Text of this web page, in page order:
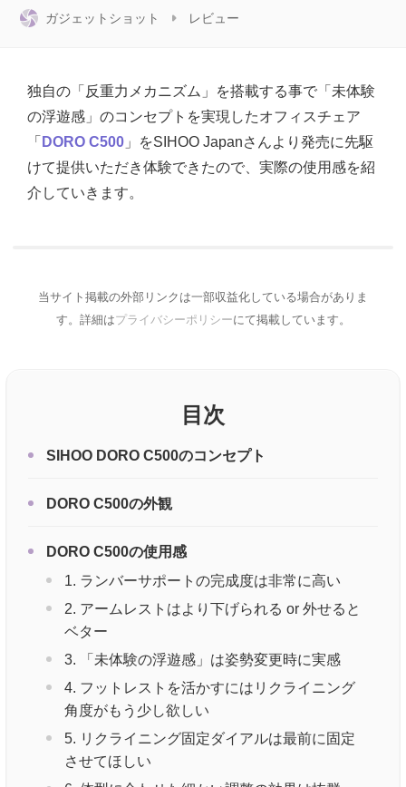
ガジェットショット レビュー
独自の「反重力メカニズム」を搭載する事で「未体験
の浮遊感」のコンセプトを実現したオフィスチェア
「 DORO C500 」をSIHOO Japanさんより発売に先駆
けて提供いただき体験できたので、実際の使用感を紹
介していきます。
当サイト掲載の外部リンクは一部収益化している場合がありま
す。詳細はプライバシーポリシーにて掲載しています。
目次
SIHOO DORO C500のコンセプト
DORO C500の外観
DORO C500の使用感
1. ランバーサポートの完成度は非常に高い
2. アームレストはより下げられる or 外せると
ベター
3. 「未体験の浮遊感」は姿勢変更時に実感
4. フットレストを活かすにはリクライニング
角度がもう少し欲しい
5. リクライニング固定ダイアルは最前に固定
させてほしい